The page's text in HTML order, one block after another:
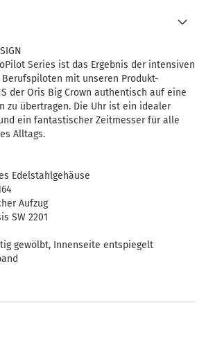
Series ist das Ergebnis der intensiven
mit unseren Produkt-
der Oris Big Crown authentisch auf eine
zu übertragen. Die Uhr ist ein idealer
ein fantastischer Zeitmesser für alle
Alltags.
Edelstahlgehäuse
Aufzug
SW 220­1
gewölbt, Innenseite entspiegelt